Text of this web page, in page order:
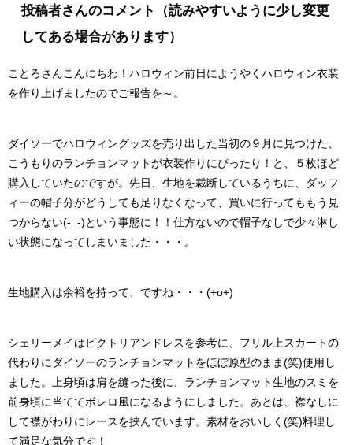
投稿者さんのコメント（読みやすいように少し変更
してある場合があります）
ことろさんこんにちわ！ハロウィン前日にようやくハロウィン衣装
を作り上げましたのでご報告を～。
ダイソーでハロウィングッズを売り出した当初の９月に見つけた、
こうもりのランチョンマットが衣装作りにぴったり！と、５枚ほど
購入していたのですが。先日、生地を裁断しているうちに、ダッフ
ィーの帽子分がどうしても足りなくなって、買いに行ってももう見
つからない(-_-)という事態に！！仕方ないので帽子なしで少々淋し
い状態になってしまいました・・・。
生地購入は余裕を持って、ですね・・・(+o+)
シェリーメイはビクトリアンドレスを参考に、フリル上スカートの
代わりにダイソーのランチョンマットをほぼ原型のまま(笑)使用し
ました。上身頃は肩を縫った後に、ランチョンマット生地のスミを
前身頃に当ててボレロ風になるようにしました。あとは、襟なしに
して襟がわりにレースを挟んでいます。素材をおいしく(笑)料理し
て満足な気分です！